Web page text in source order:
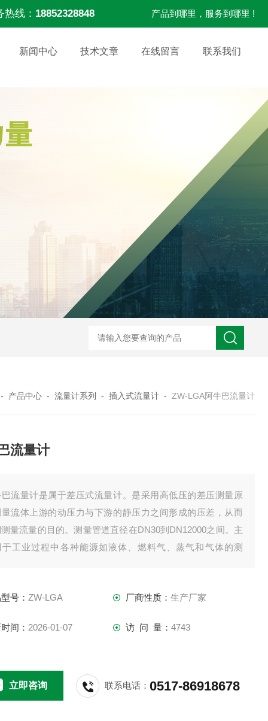
热线： 18852328848 产品到哪里，服务到哪里 !
新闻中心 技术文章 在线留言 联系我们
ZW2088卫生型压力变送器 ZW2088通用型压力变送器 ZW2088耐高
产品中心 - 流量计系列 - 插入式流量计 - ZW-LGA阿牛巴流量计
流量计
流量计是属于差压式流量计。是采用高低压的差压测量原
流体上游的动压力与下游的静压力之间形成的压差，从而
量流量的目的。测量管道直径在DN30到DN12000之间。主
于工业过程中各种能源如液体、燃料气、蒸气和气体的测
号：ZW-LGA 厂商性质： 生产厂家
间： 2026-01-07 访 问 量： 4743
立即咨询 联系电话：0517-86918678